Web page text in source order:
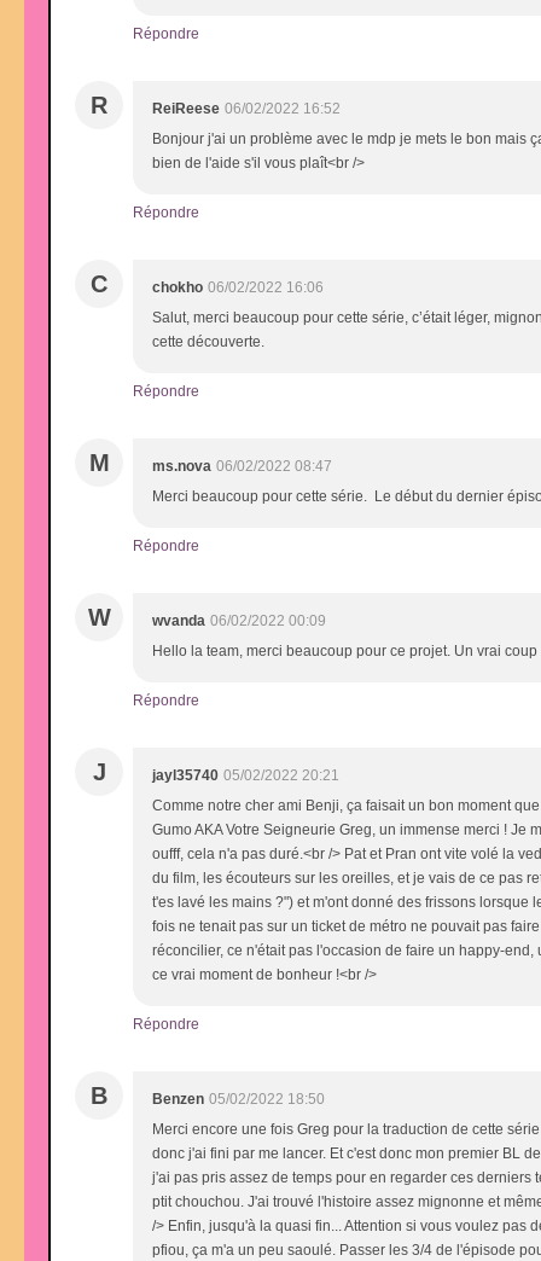
Répondre
R ReiReese 06/02/2022 16:52
Bonjour j'ai un problème avec le mdp je mets le bon mais
bien de l'aide s'il vous plaît<br />
Répondre
C chokho 06/02/2022 16:06
Salut, merci beaucoup pour cette série, c’était léger,
cette découverte.
Répondre
M ms.nova 06/02/2022 08:47
Merci beaucoup pour cette série. Le début du dernier
Répondre
W wvanda 06/02/2022 00:09
Hello la team, merci beaucoup pour ce projet. Un vrai
Répondre
J jayl35740 05/02/2022 20:21
Comme notre cher ami Benji, ça faisait un bon moment
Gumo AKA Votre Seigneurie Greg, un immense merci !
oufff, cela n'a pas duré.<br /> Pat et Pran ont vite volé la
du film, les écouteurs sur les oreilles, et je vais de ce pas
t'es lavé les mains ?") et m'ont donné des frissons
fois ne tenait pas sur un ticket de métro ne pouvait pas
réconcilier, ce n'était pas l'occasion de faire un happy-
ce vrai moment de bonheur !<br />
Répondre
B Benzen 05/02/2022 18:50
Merci encore une fois Greg pour la traduction de cette
donc j'ai fini par me lancer. Et c'est donc mon premier BL
j'ai pas pris assez de temps pour en regarder ces
ptit chouchou. J'ai trouvé l'histoire assez mignonne et
/> Enfin, jusqu'à la quasi fin... Attention si vous voulez pas
pfiou, ça m'a un peu saoulé. Passer les 3/4 de l'épisode